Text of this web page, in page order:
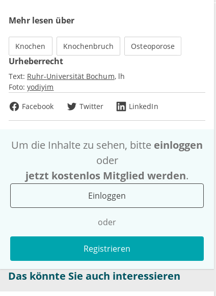
Mehr lesen über
Knochen Knochenbruch Osteoporose
Urheberrecht
Text: Ruhr-Universität Bochum lh
Foto: yodiyim
Facebook
Twitter LinkedIn
Um die Inhalte zu sehen, bitte einloggen
oder
jetzt kostenlos Mitglied werden.
Einloggen
oder
Registrieren
Das könnte Sie auch interessieren